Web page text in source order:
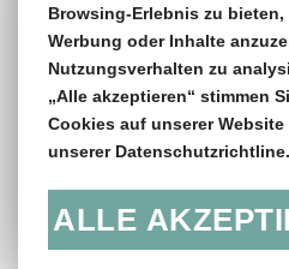
Browsing-Erlebnis zu
Werbung oder Inhalte
Nutzungsverhalten zu
„Alle akzeptieren“ stimmen
Cookies auf unserer
unserer Datenschutzrichtline.
ALLE
ab €150,-
14 Tage